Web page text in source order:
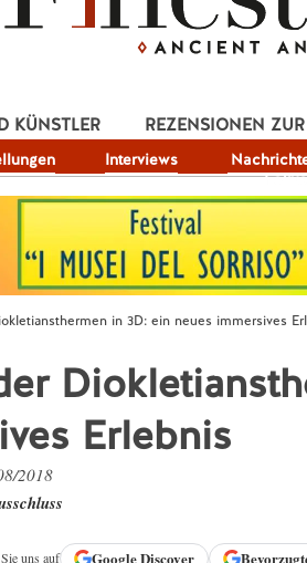
Interviews
Fokus
KÜNSTLER REZENSIONEN
in 3D: ein neues immersives
Erlebnis
2018
uns auf GoogleDiscover